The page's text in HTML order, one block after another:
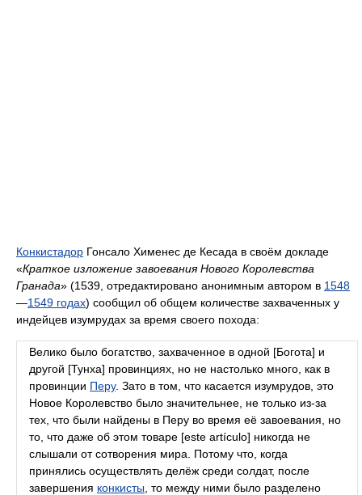
Конкистадор Гонсало Хименес де Кесада в своём докладе
«Краткое изложение завоевания Нового Королевства
Гранада» (1539, отредактировано анонимным автором в 1548
—1549 годах) сообщил об общем количестве захваченных у
индейцев изумрудах за время своего похода:
Велико было богатство, захваченное в одной [Богота] и
другой [Тунха] провинциях, но не настолько много, как в
провинции Перу. Зато в том, что касается изумрудов, это
Новое Королевство было значительнее, не только из-за
тех, что были найдены в Перу во время её завоевания, но
то, что даже об этом товаре [este artículo] никогда не
слышали от сотворения мира. Потому что, когда
принялись осуществлять делёж среди солдат, после
завершения конкисты , то между ними было разделено